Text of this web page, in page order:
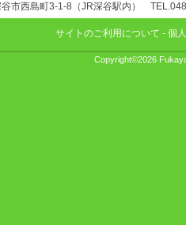
市西島町3-1-8（JR深谷駅内）
サイトのご利用について - 個
Copyright©2026